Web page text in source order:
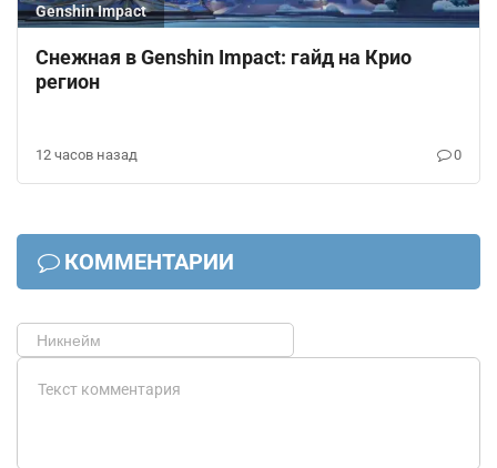
Genshin Impact
Снежная в Genshin Impact: гайд на Крио
регион
12 часов назад 0
КОММЕНТАРИИ